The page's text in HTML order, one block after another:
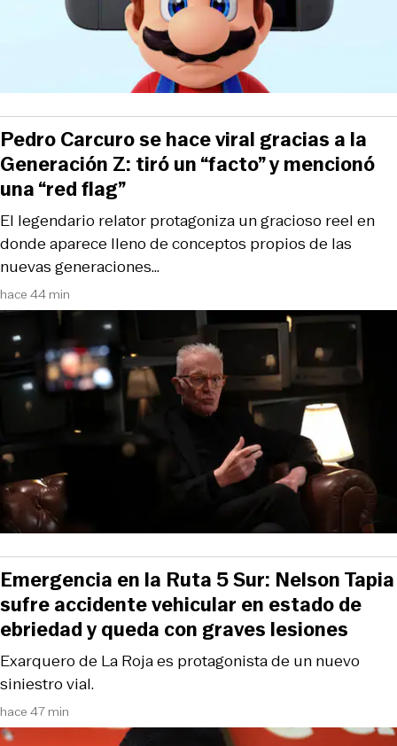
hace 44 min
El legendario relator protagoniza un gracioso reel en
donde aparece lleno de conceptos propios de las
nuevas generaciones…
Pedro Carcuro se hace viral gracias a la
Generación Z: tiró un “facto” y mencionó
una “red flag”
hace 47 min
Exarquero de La Roja es protagonista de un nuevo
siniestro vial.
Emergencia en la Ruta 5 Sur: Nelson Tapia
sufre accidente vehicular en estado de
ebriedad y queda con graves lesiones